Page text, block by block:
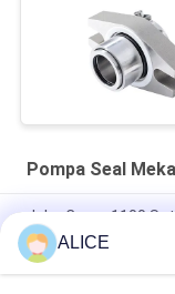
Pompa Seal
John Crane 1100
Mudah dan Segel
Segel mekanik
ALICE